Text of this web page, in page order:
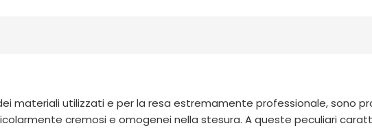
materiali utilizzati e per la resa estremamente professionale, sono
cremosi e omogenei nella stesura. A queste peculiari